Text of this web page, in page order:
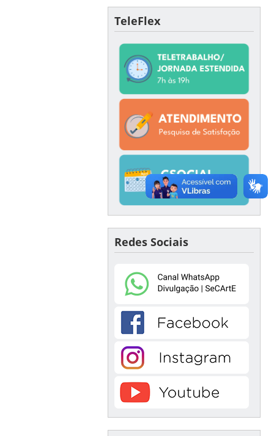
TeleFlex
Redes Sociais